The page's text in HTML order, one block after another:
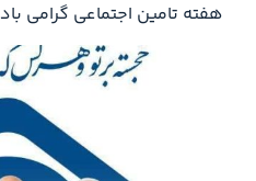
هفته تامین اجتماعی گرامی باد